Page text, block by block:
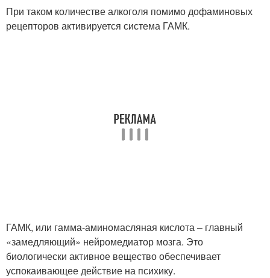
При таком количестве алкоголя помимо дофаминовых
рецепторов активируется система ГАМК.
ГАМК, или гамма-аминомасляная кислота – главный
«замедляющий» нейромедиатор мозга. Это
биологически активное вещество обеспечивает
успокаивающее действие на психику.